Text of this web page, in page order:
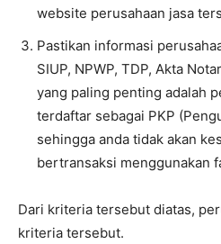
website perusahaan jasa
Pastikan informasi
SIUP, NPWP, TDP, Akta
yang paling penting adalah
terdaftar sebagai PKP
sehingga anda tidak akan
bertransaksi menggunakan
Dari kriteria tersebut diatas,
kriteria tersebut.